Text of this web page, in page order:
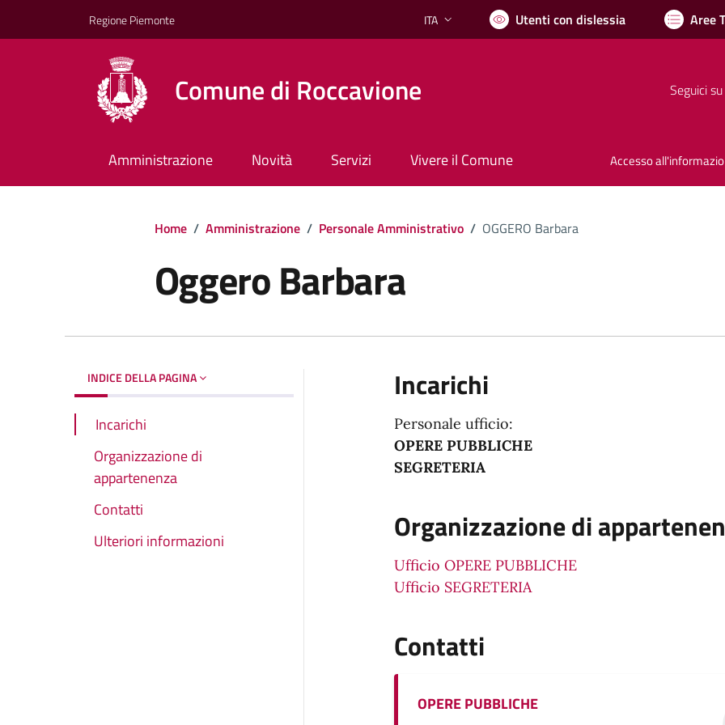
Regione Piemonte Lingua attiva:
ITA Utenti con dislessia Aree
Comune di Roccavione Seguici su
Amministrazione Novità Servizi Vivere il Comune Accesso
Home / Amministrazione / Personale Amministrativo / OGGERO Barbara
Oggero Barbara
INDICE DELLA PAGINA
Incarichi
Organizzazione di
appartenenza
Contatti
Ulteriori informazioni
Incarichi
Personale ufficio:
OPERE PUBBLICHE
SEGRETERIA
Organizzazione di
Ufficio OPERE PUBBLICHE
Ufficio SEGRETERIA
Contatti
OPERE PUBBLICHE